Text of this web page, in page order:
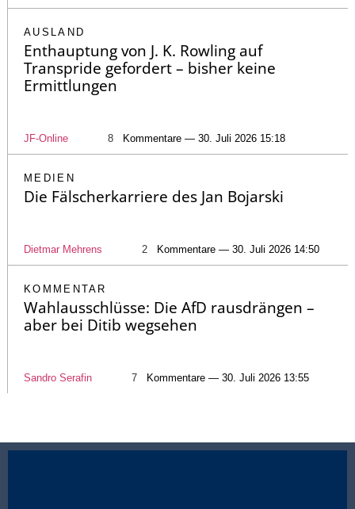
AUSLAND
Enthauptung von J. K. Rowling auf
Transpride gefordert – bisher keine
Ermittlungen
JF-Online 8 Kommentare — 30. Juli 2026 15:18
MEDIEN
Die Fälscherkarriere des Jan Bojarski
Dietmar Mehrens 2 Kommentare — 30. Juli 2026 14:50
KOMMENTAR
Wahlausschlüsse: Die AfD rausdrängen –
aber bei Ditib wegsehen
Sandro Serafin 7 Kommentare — 30. Juli 2026 13:55